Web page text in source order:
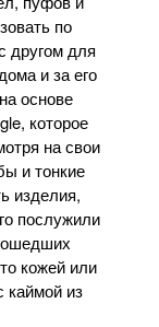
по
другом для
и за его
основе
которое
на свои
и тонкие
изделия,
послужили
кожей или
каймой из